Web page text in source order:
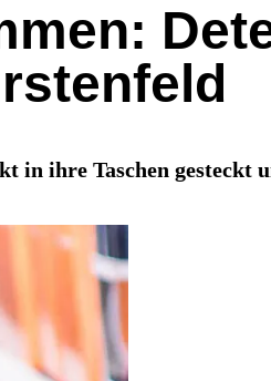
in ihre Taschen gesteckt